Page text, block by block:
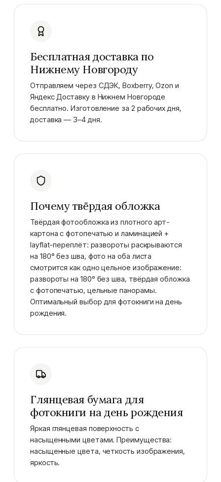
Бесплатная доставка по
Нижнему Новгороду
Отправляем через СДЭК, Boxberry, Ozon и
Яндекс Доставку в Нижнем Новгороде
бесплатно. Изготовление за 2 рабочих дня,
доставка — 3–4 дня.
Почему твёрдая обложка
Твёрдая фотообложка из плотного арт-
картона с фотопечатью и ламинацией +
layflat-переплёт: развороты раскрываются
на 180° без шва, фото на оба листа
смотрится как одно цельное изображение:
развороты на 180° без шва, твёрдая обложка
с фотопечатью, цельные панорамы.
Оптимальный выбор для фотокниги на день
рождения.
Глянцевая бумага для
фотокниги на день рождения
Яркая глянцевая поверхность с
насыщенными цветами. Преимущества:
насыщенные цвета, четкость изображения,
яркость.